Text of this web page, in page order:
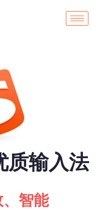
质输入法
智能